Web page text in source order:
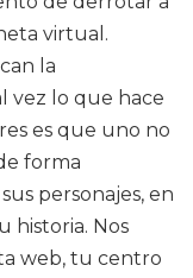
virtual.
la
vez lo que hace
es que uno no
forma
personajes, en
historia. Nos
web, tu centro